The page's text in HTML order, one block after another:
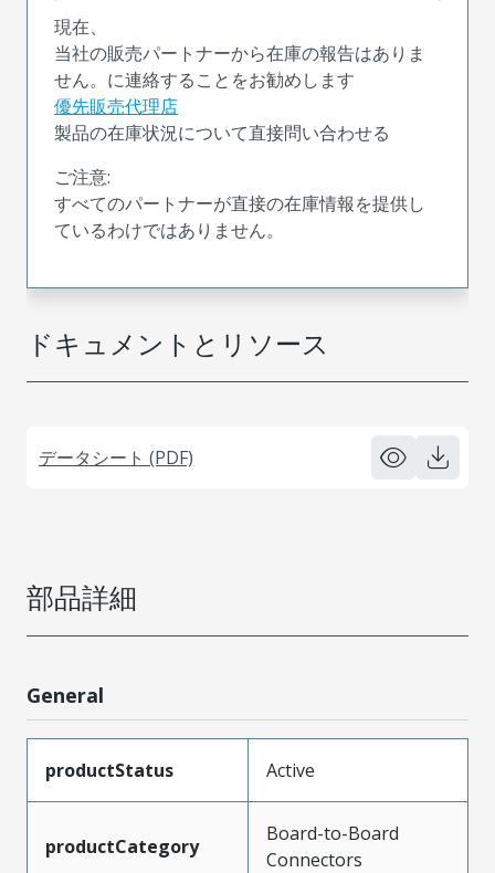
ドキュメントとリソース
データシート (PDF)
現在、
当社の販売パートナーから在庫の報告はありま
せん。に連絡することをお勧めします
優先販売代理店
製品の在庫状況について直接問い合わせる
ご注意:
すべてのパートナーが直接の在庫情報を提供し
ているわけではありません。
部品詳細
General
productStatus Active
productCategory
Board-to-Board
Connectors